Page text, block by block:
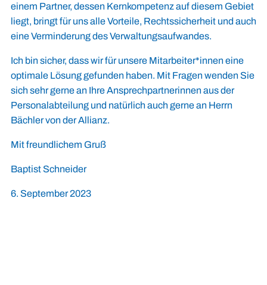
einem Partner, dessen Kernkompetenz auf diesem Gebiet
liegt, bringt für uns alle Vorteile, Rechtssicherheit und auch
eine Verminderung des Verwaltungsaufwandes.
Ich bin sicher, dass wir für unsere Mitarbeiter*innen eine
optimale Lösung gefunden haben. Mit Fragen wenden Sie
sich sehr gerne an Ihre Ansprechpartnerinnen aus der
Personalabteilung und natürlich auch gerne an Herrn
Bächler von der Allianz.
Mit freundlichem Gruß
Baptist Schneider
6. September 2023